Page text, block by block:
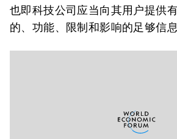
也即科技公司应当向其用户提供
的、功能、限制和影响的足够信息